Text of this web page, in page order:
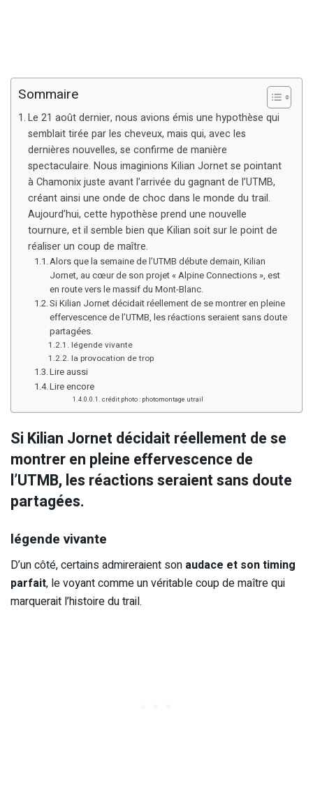
Sommaire
Le 21 août dernier, nous avions émis une hypothèse qui
semblait tirée par les cheveux, mais qui, avec les
dernières nouvelles, se confirme de manière
spectaculaire. Nous imaginions Kilian Jornet se pointant
à Chamonix juste avant l’arrivée du gagnant de l’UTMB,
créant ainsi une onde de choc dans le monde du trail.
Aujourd’hui, cette hypothèse prend une nouvelle
tournure, et il semble bien que Kilian soit sur le point de
réaliser un coup de maître.
Alors que la semaine de l’UTMB débute demain, Kilian
Jornet, au cœur de son projet « Alpine Connections », est
en route vers le massif du Mont-Blanc.
Si Kilian Jornet décidait réellement de se montrer en pleine
effervescence de l’UTMB, les réactions seraient sans doute
partagées.
légende vivante
la provocation de trop
Lire aussi
Lire encore
crédit photo : photomontage utrail
Si Kilian Jornet décidait réellement de se
montrer en pleine effervescence de
l’UTMB, les réactions seraient sans doute
partagées.
légende vivante
D’un côté, certains admireraient son audace et son timing
parfait, le voyant comme un véritable coup de maître qui
marquerait l’histoire du trail.